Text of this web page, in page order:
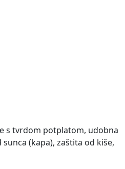
s tvrdom potplatom, udobna
(kapa), zaštita od kiše,